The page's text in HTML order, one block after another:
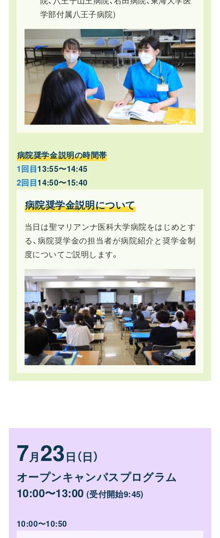
学部付属八王子病院)
病院奨学金説明の時間帯
1回目13:55〜14:45
2回目14:50〜15:40
病院奨学金説明について
当日は聖マリアンナ医科大学病院をはじめとす
る、病院奨学金の担当者が病院紹介と奨学金制
度についてご説明します。
7月23日（日）
オープンキャンパスプログラム
10:00〜13:00 (受付開始9:45)
10:00〜10:50